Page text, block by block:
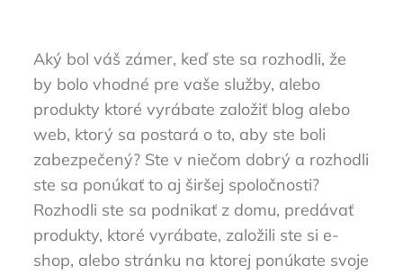
Aký bol váš zámer, keď ste sa rozhodli, že
by bolo vhodné pre vaše služby, alebo
produkty ktoré vyrábate založiť blog alebo
web, ktorý sa postará o to, aby ste boli
zabezpečený? Ste v niečom dobrý a rozhodli
ste sa ponúkať to aj širšej spoločnosti?
Rozhodli ste sa podnikať z domu, predávať
produkty, ktoré vyrábate, založili ste si e-
shop, alebo stránku na ktorej ponúkate svoje